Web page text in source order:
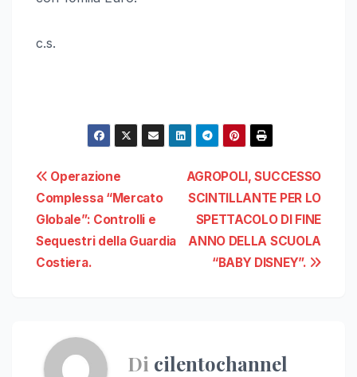
c.s.
Navigazione
articoli
AGROPOLI, SUCCESSO
SCINTILLANTE PER LO
SPETTACOLO DI FINE
ANNO DELLA SCUOLA
“BABY DISNEY”.
Operazione
Complessa “Mercato
Globale”: Controlli e
Sequestri della Guardia
Costiera.
Di cilentochannel